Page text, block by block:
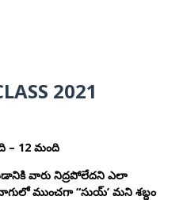
2021
– 12 మంది
వారు నిద్రపోలేదని ఎలా
వాగులో ముంచగా “సుయ్’ మని శబ్దం